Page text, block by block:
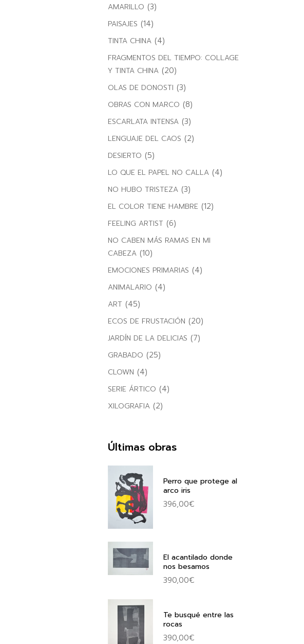
AMARILLO (3)
PAISAJES (14)
TINTA CHINA (4)
FRAGMENTOS DEL TIEMPO: COLLAGE
Y TINTA CHINA (20)
OLAS DE DONOSTI (3)
OBRAS CON MARCO (8)
ESCARLATA INTENSA (3)
LENGUAJE DEL CAOS (2)
DESIERTO (5)
LO QUE EL PAPEL NO CALLA (4)
NO HUBO TRISTEZA (3)
EL COLOR TIENE HAMBRE (12)
FEELING ARTIST (6)
NO CABEN MÁS RAMAS EN MI
CABEZA (10)
EMOCIONES PRIMARIAS (4)
ANIMALARIO (4)
ART (45)
ECOS DE FRUSTACIÓN (20)
JARDÍN DE LA DELICIAS (7)
GRABADO (25)
CLOWN (4)
SERIE ÁRTICO (4)
XILOGRAFIA (2)
Últimas obras
Perro que protege al
arco iris
396,00€
El acantilado donde
nos besamos
390,00€
Te busqué entre las
rocas
390,00€